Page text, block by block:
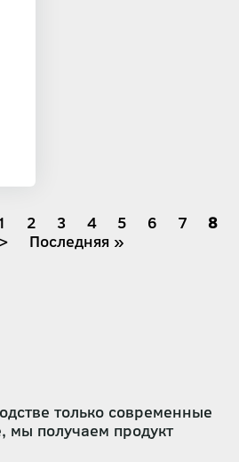
Страница
2 Страница
3 Страница
4 Страница
5 Страница
6 7
8
Последняя
Последняя »
только современные
мы получаем продукт